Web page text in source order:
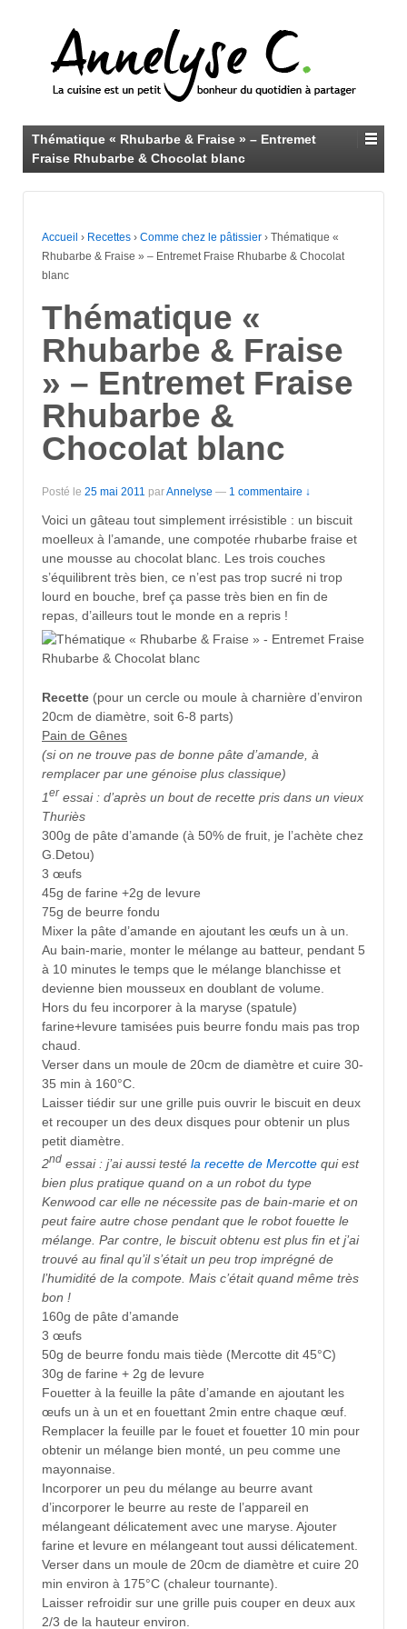
Thématique « Rhubarbe & Fraise » – Entremet
Fraise Rhubarbe & Chocolat blanc
Accueil › Recettes › Comme chez le pâtissier › Thématique «
Rhubarbe & Fraise » – Entremet Fraise Rhubarbe & Chocolat
blanc
Thématique «
Rhubarbe & Fraise
» – Entremet Fraise
Rhubarbe &
Chocolat blanc
Posté le 25 mai 2011 parAnnelyse — 1 commentaire ↓
Voici un gâteau tout simplement irrésistible : un biscuit
moelleux à l’amande, une compotée rhubarbe fraise et
une mousse au chocolat blanc. Les trois couches
s’équilibrent très bien, ce n’est pas trop sucré ni trop
lourd en bouche, bref ça passe très bien en fin de
repas, d’ailleurs tout le monde en a repris !
Recette (pour un cercle ou moule à charnière d’environ
20cm de diamètre, soit 6-8 parts)
Pain de Gênes
(si on ne trouve pas de bonne pâte d’amande, à
remplacer par une génoise plus classique)
1er essai : d’après un bout de recette pris dans un vieux
Thuriès
300g de pâte d’amande (à 50% de fruit, je l’achète chez
G.Detou)
3 œufs
45g de farine +2g de levure
75g de beurre fondu
Mixer la pâte d’amande en ajoutant les œufs un à un.
Au bain-marie, monter le mélange au batteur, pendant 5
à 10 minutes le temps que le mélange blanchisse et
devienne bien mousseux en doublant de volume.
Hors du feu incorporer à la maryse (spatule)
farine+levure tamisées puis beurre fondu mais pas trop
chaud.
Verser dans un moule de 20cm de diamètre et cuire 30-
35 min à 160°C.
Laisser tiédir sur une grille puis ouvrir le biscuit en deux
et recouper un des deux disques pour obtenir un plus
petit diamètre.
2nd essai : j’ai aussi testé la recette de Mercotte qui est
bien plus pratique quand on a un robot du type
Kenwood car elle ne nécessite pas de bain-marie et on
peut faire autre chose pendant que le robot fouette le
mélange. Par contre, le biscuit obtenu est plus fin et j’ai
trouvé au final qu’il s’était un peu trop imprégné de
l’humidité de la compote. Mais c’était quand même très
bon !
160g de pâte d’amande
3 œufs
50g de beurre fondu mais tiède (Mercotte dit 45°C)
30g de farine + 2g de levure
Fouetter à la feuille la pâte d’amande en ajoutant les
œufs un à un et en fouettant 2min entre chaque œuf.
Remplacer la feuille par le fouet et fouetter 10 min pour
obtenir un mélange bien monté, un peu comme une
mayonnaise.
Incorporer un peu du mélange au beurre avant
d’incorporer le beurre au reste de l’appareil en
mélangeant délicatement avec une maryse. Ajouter
farine et levure en mélangeant tout aussi délicatement.
Verser dans un moule de 20cm de diamètre et cuire 20
min environ à 175°C (chaleur tournante).
Laisser refroidir sur une grille puis couper en deux aux
2/3 de la hauteur environ.